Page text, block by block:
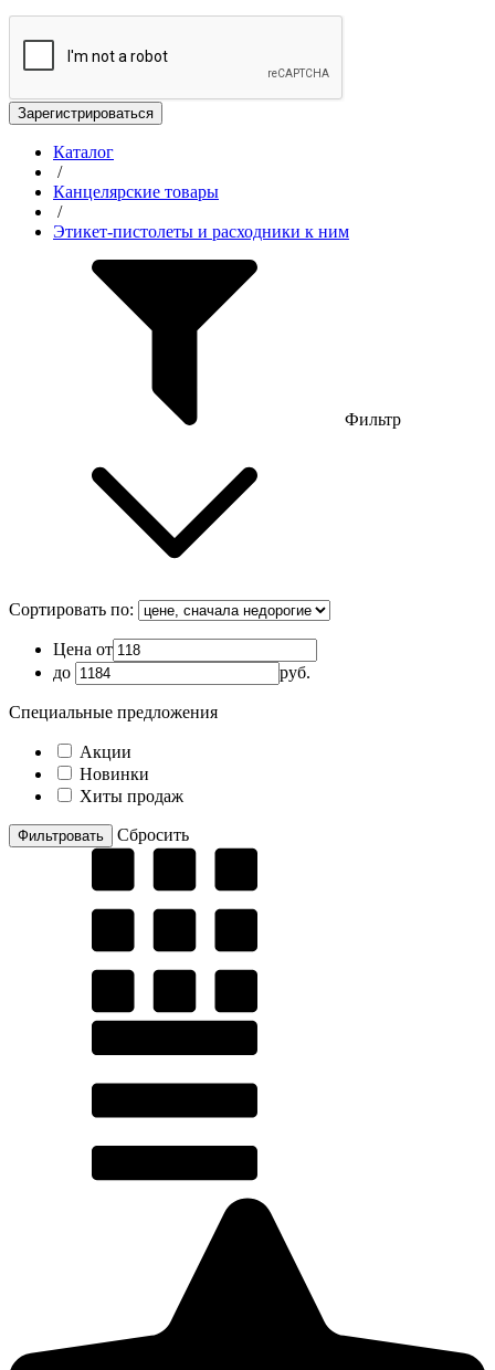
Зарегистрироваться
Каталог
/
Канцелярские товары
/
Этикет-пистолеты и расходники к ним
Фильтр
Сортировать по:
Цена от
до
руб.
Специальные предложения
Акции
Новинки
Хиты продаж
Cбросить